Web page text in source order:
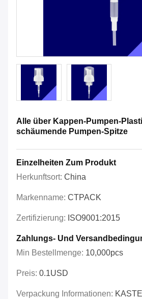
Alle über Kappen-Pumpen-
schäumende Pumpen-Spitze
Einzelheiten Zum Produkt
Herkunftsort: China
Markenname: CTPACK
Zertifizierung: ISO9001:2015
Zahlungs- Und
Min Bestellmenge: 10,000pcs
Preis: 0.1USD
Verpackung Informationen: